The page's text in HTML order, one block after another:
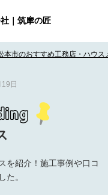
｜筑摩の匠
本市のおすすめ工務店・ハウス
日
を紹介！施工事例や口コ
た。